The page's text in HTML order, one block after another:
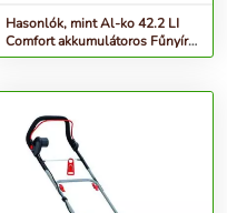
Hasonlók, mint Al-ko 42.2 LI
Comfort akkumulátoros Fűnyíró
- ezüst